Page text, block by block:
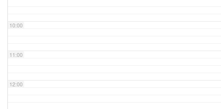
10:00
11:00
12:00